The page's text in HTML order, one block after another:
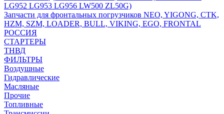
LG952 LG953 LG956 LW500 ZL50G)
Запчасти для фронтальных погрузчиков NEO, YIGONG, CTK,
HZM, SZM, LOADER, BULL, VIKING, EGO, FRONTAL
РОССИЯ
СТАРТЕРЫ
ТНВД
ФИЛЬТРЫ
Воздушные
Гидравлические
Масляные
Прочие
Топливные